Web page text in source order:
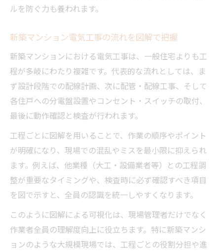
ルを防ぐ力も養われます。
新築マンション電気工事の流れを図解で把握
新築マンションにおける電気工事は、一般住宅よりも工
程が多岐にわたり複雑です。代表的な流れとしては、ま
ず設計段階での配線計画、次に配管・配線工事、そして
各住戸への分電盤設置やコンセント・スイッチの取付、
最後に動作確認と検査が行われます。
工程ごとに図解を用いることで、作業の順序やポイント
が明確になり、現場での混乱やミスを最小限に抑えられ
ます。例えば、他業種（大工・設備業者等）との工程調
整が重要なタイミングや、検査時に必ず確認すべき項目
を図で示すと、全員の認識を統一しやすくなります。
このように図解による可視化は、現場管理者だけでなく
作業者全員の理解度向上に役立ちます。特に新築マンシ
ョンのような大規模現場では、工程ごとの役割分担や進